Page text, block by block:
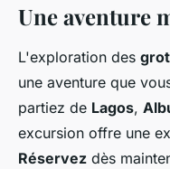
Une aventure
L'exploration des
une aventure que
partiez de Lagos,
excursion offre une
Réservez dès